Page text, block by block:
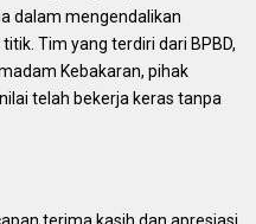
dalam mengendalikan
Tim yang terdiri dari BPBD,
Kebakaran, pihak
telah bekerja keras tanpa
terima kasih dan apresiasi